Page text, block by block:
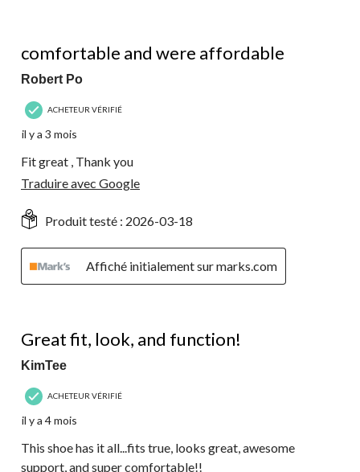
comfortable and were affordable
Robert Po
ACHETEUR VÉRIFIÉ
il y a 3 mois
Fit great , Thank you
Traduire avec Google
Produit testé : 2026-03-18
Affiché initialement sur marks.com
Great fit, look, and function!
KimTee
ACHETEUR VÉRIFIÉ
il y a 4 mois
This shoe has it all...fits true, looks great, awesome
support, and super comfortable!!